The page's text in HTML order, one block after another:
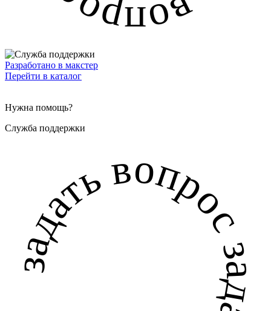
Разработано в макстер
Перейти в каталог
Нужна помощь?
Служба поддержки